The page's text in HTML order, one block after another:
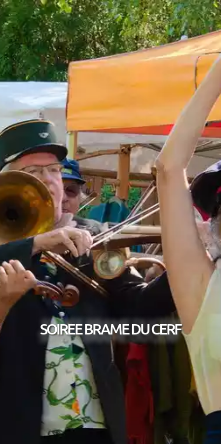
SOIREE BRAME DU CERF